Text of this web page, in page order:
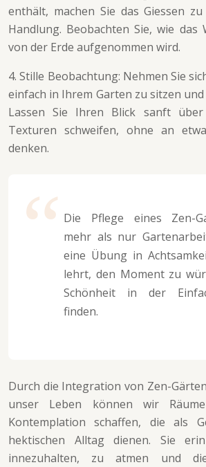
enthält, machen Sie das Giessen
Handlung. Beobachten Sie, wie das
von der Erde aufgenommen wird.
4. Stille Beobachtung: Nehmen Sie
einfach in Ihrem Garten zu sitzen
Lassen Sie Ihren Blick sanft
Texturen schweifen, ohne an
denken.
Die Pflege eines Zen-
mehr als nur
eine Übung in
lehrt, den Moment zu
Schönheit in der
finden.
Durch die Integration von Zen-
unser Leben können wir
Kontemplation schaffen, die als
hektischen Alltag dienen. Sie
innezuhalten, zu atmen und